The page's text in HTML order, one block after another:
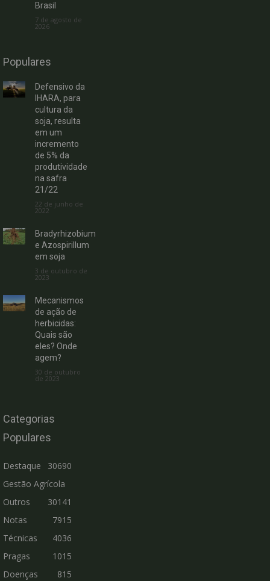
Brasil
7 de agosto de
2026
Populares
Defensivo da
IHARA, para
cultura da
soja, resulta
em um
incremento
de 5% da
produtividade
na safra
21/22
22 de junho de
2022
Bradyrhizobium
e Azospirillum
em soja
3 de outubro de
2023
Mecanismos
de ação de
herbicidas:
Quais são
eles? Onde
agem?
30 de outubro
de 2023
Categorias
Populares
Destaque
30690
Gestão Agrícola
30141
Outros
7915
Notas
Técnicas
4036
Pragas
1015
Doenças
815